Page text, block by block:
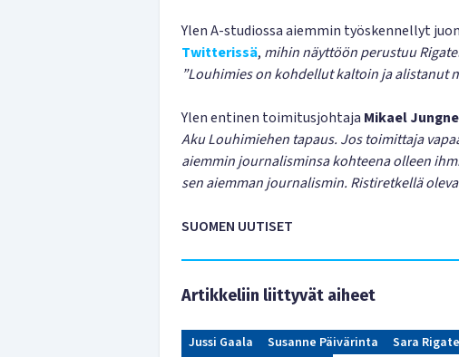
Ylen A-studiossa aiemmin työskennellyt
Twitterissä, mihin näyttöön perustuu
”Louhimies on kohdellut kaltoin ja alistanut
Ylen entinen toimitusjohtaja Mikael
Aku Louhimiehen tapaus. Jos toimittaja
aiemmin journalisminsa kohteena olleen
sen aiemman journalismin. Ristiretkellä
SUOMEN UUTISET
Artikkeliin liittyvät aiheet
Jussi Gaala Susanne Päivärinta Sara